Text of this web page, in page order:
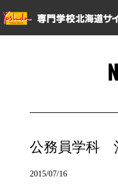
公務員学科
2015/07/16